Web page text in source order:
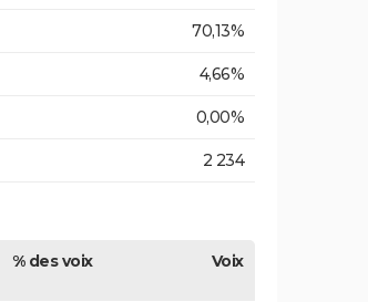
70,13%
4,66%
0,00%
2 234
% des voix Voix